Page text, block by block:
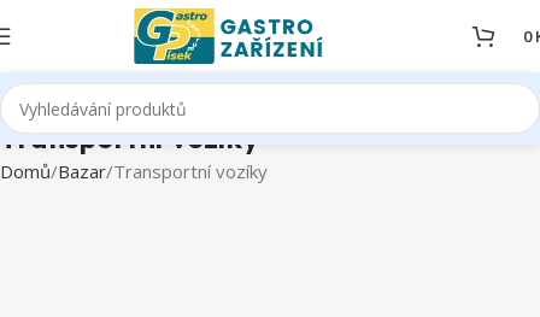
0
Transportní vozíky
Domů Bazar Transportní vozíky